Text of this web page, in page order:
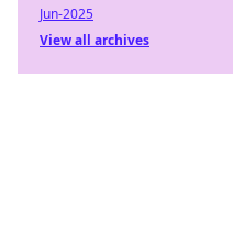
Jun-2025
View all archives